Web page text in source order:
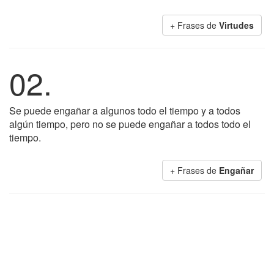
+ Frases de Virtudes
02.
Se puede engañar a algunos todo el tiempo y a todos
algún tiempo, pero no se puede engañar a todos todo el
tiempo.
+ Frases de Engañar